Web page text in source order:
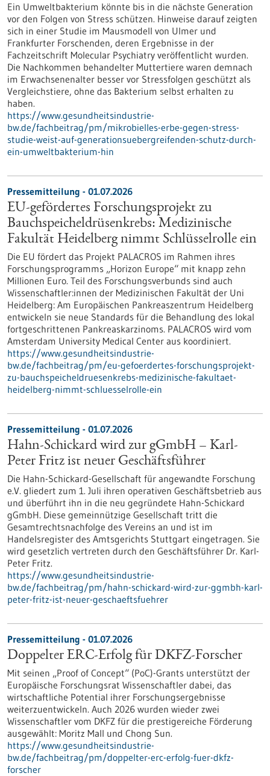
Ein Umweltbakterium könnte bis in die nächste Generation
vor den Folgen von Stress schützen. Hinweise darauf zeigten
sich in einer Studie im Mausmodell von Ulmer und
Frankfurter Forschenden, deren Ergebnisse in der
Fachzeitschrift Molecular Psychiatry veröffentlicht wurden.
Die Nachkommen behandelter Muttertiere waren demnach
im Erwachsenenalter besser vor Stressfolgen geschützt als
Vergleichstiere, ohne das Bakterium selbst erhalten zu
haben.
https://www.gesundheitsindustrie-
bw.de/fachbeitrag/pm/mikrobielles-erbe-gegen-stress-
studie-weist-auf-generationsuebergreifenden-schutz-durch-
ein-umweltbakterium-hin
Pressemitteilung - 01.07.2026
EU-gefördertes Forschungsprojekt zu
Bauchspeicheldrüsenkrebs: Medizinische
Fakultät Heidelberg nimmt Schlüsselrolle ein
Die EU fördert das Projekt PALACROS im Rahmen ihres
Forschungsprogramms „Horizon Europe“ mit knapp zehn
Millionen Euro. Teil des Forschungsverbunds sind auch
Wissenschaftler:innen der Medizinischen Fakultät der Uni
Heidelberg: Am Europäischen Pankreaszentrum Heidelberg
entwickeln sie neue Standards für die Behandlung des lokal
fortgeschrittenen Pankreaskarzinoms. PALACROS wird vom
Amsterdam University Medical Center aus koordiniert.
https://www.gesundheitsindustrie-
bw.de/fachbeitrag/pm/eu-gefoerdertes-forschungsprojekt-
zu-bauchspeicheldruesenkrebs-medizinische-fakultaet-
heidelberg-nimmt-schluesselrolle-ein
Pressemitteilung - 01.07.2026
Hahn-Schickard wird zur gGmbH – Karl-
Peter Fritz ist neuer Geschäftsführer
Die Hahn-Schickard-Gesellschaft für angewandte Forschung
e.V. gliedert zum 1. Juli ihren operativen Geschäftsbetrieb aus
und überführt ihn in die neu gegründete Hahn-Schickard
gGmbH. Diese gemeinnützige Gesellschaft tritt die
Gesamtrechtsnachfolge des Vereins an und ist im
Handelsregister des Amtsgerichts Stuttgart eingetragen. Sie
wird gesetzlich vertreten durch den Geschäftsführer Dr. Karl-
Peter Fritz.
https://www.gesundheitsindustrie-
bw.de/fachbeitrag/pm/hahn-schickard-wird-zur-ggmbh-karl-
peter-fritz-ist-neuer-geschaeftsfuehrer
Pressemitteilung - 01.07.2026
Doppelter ERC-Erfolg für DKFZ-Forscher
Mit seinen „Proof of Concept“ (PoC)-Grants unterstützt der
Europäische Forschungsrat Wissenschaftler dabei, das
wirtschaftliche Potential ihrer Forschungsergebnisse
weiterzuentwickeln. Auch 2026 wurden wieder zwei
Wissenschaftler vom DKFZ für die prestigereiche Förderung
ausgewählt: Moritz Mall und Chong Sun.
https://www.gesundheitsindustrie-
bw.de/fachbeitrag/pm/doppelter-erc-erfolg-fuer-dkfz-
forscher